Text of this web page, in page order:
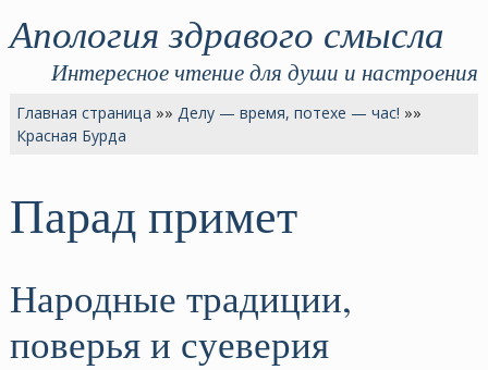
Апология здравого смысла
Интересное чтение для души и настроения
Главная страница »»Делу — время, потехе — час! »»
Красная Бурда
Парад примет
Народные традиции,
поверья и суеверия